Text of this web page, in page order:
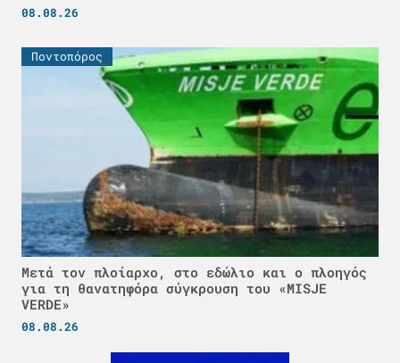
08.08.26
Ποντοπόρος
Μετά τον πλοίαρχο, στο εδώλιο και ο πλοηγός
για τη θανατηφόρα σύγκρουση του «MISJE
VERDE»
08.08.26